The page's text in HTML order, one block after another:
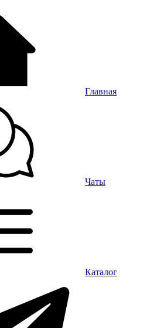
Главная
Чаты
Каталог